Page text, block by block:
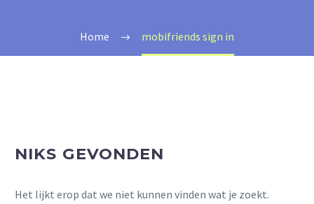
Home mobifriends sign in
NIKS GEVONDEN
Het lijkt erop dat we niet kunnen vinden wat je zoekt.